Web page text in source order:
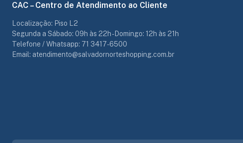
CAC – Centro de Atendimento ao Cliente
Localização: Piso L2
Segunda a Sábado: 09h às 22h - Domingo: 12h às 21h
Telefone / Whatsapp: 71 3417-6500
Email: atendimento@salvadornorteshopping.com.br